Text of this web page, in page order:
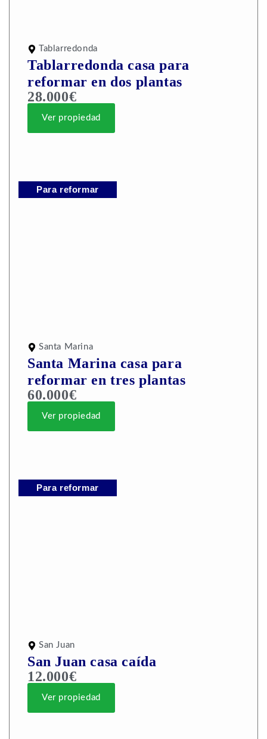
Tablarredonda
Tablarredonda casa para
reformar en dos plantas
28.000€
Ver propiedad
Para reformar
Santa Marina
Santa Marina casa para
reformar en tres plantas
60.000€
Ver propiedad
Para reformar
San Juan
San Juan casa caída
12.000€
Ver propiedad